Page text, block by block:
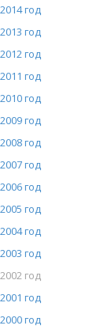
2014 год
2013 год
2012 год
2011 год
2010 год
2009 год
2008 год
2007 год
2006 год
2005 год
2004 год
2003 год
2002 год
2001 год
2000 год